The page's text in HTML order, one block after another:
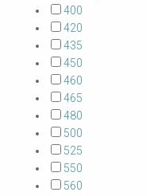
400
420
435
450
460
465
480
500
525
550
560